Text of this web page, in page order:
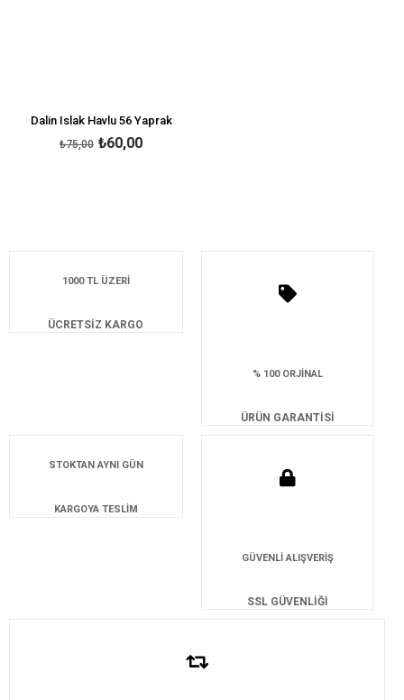
Dalin Islak Havlu 56 Yaprak
₺60,00
₺75,00
1000 TL ÜZERİ
ÜCRETSİZ KARGO
% 100 ORJİNAL
ÜRÜN GARANTİSİ
STOKTAN AYNI GÜN
KARGOYA TESLİM
GÜVENLİ ALIŞVERİŞ
SSL GÜVENLİĞİ